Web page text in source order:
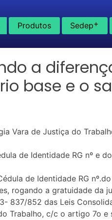
Produtos Sedep+
a
base e o
Vara de Justiça do
de Identidade RG nº e do
de Identidade RG
rogando a gratuidade da
837/852 das Leis
Trabalho, c/c o artigo 7o e